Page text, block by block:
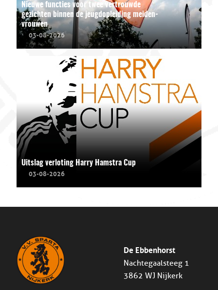
Nieuwe functies voor twee vertrouwde
gezichten binnen de jeugdopleiding meiden-
vrouwen
03-08-2026
Uitslag verloting Harry Hamstra Cup
03-08-2026
De Ebbenhorst
Nachtegaalsteeg 1
3862 WJ Nijkerk